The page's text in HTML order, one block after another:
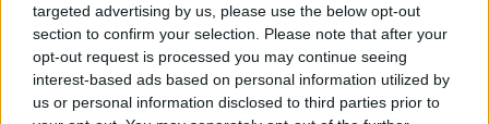
targeted advertising by us, please use the below opt-out
section to confirm your selection. Please note that after your
opt-out request is processed you may continue seeing
interest-based ads based on personal information utilized by
us or personal information disclosed to third parties prior to
A színészek megtalálják az egyensúlyt a
gesztusszínészet és a karakterizálás között. Az
idejétmúlt, nálunk még virulens "figurateremtés" -
némelyek egyetemi szinten tanítják a Vas utcában,